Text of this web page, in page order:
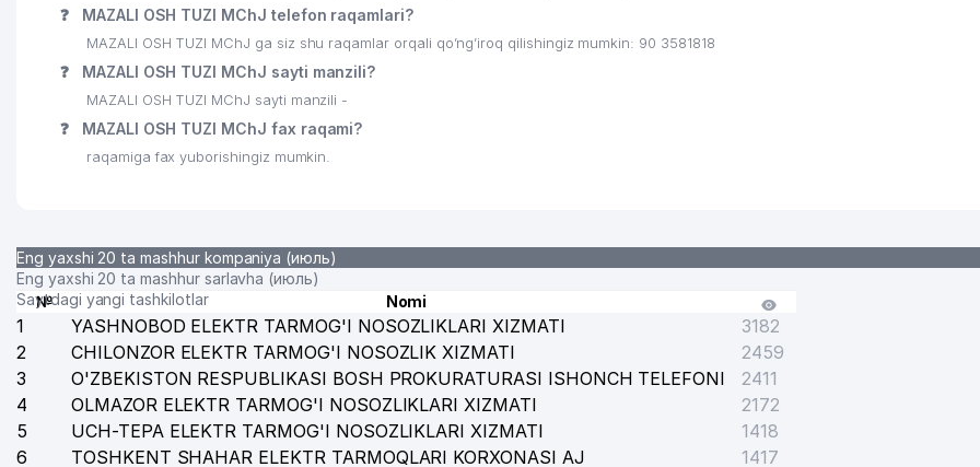
26 O'ZMATBAA-TA'MINOT MChJ
UZBEK SAVDO EXPORT MChJ
STONE BUILD MChJ
32 BOHODIROV N YAKKA TARTIBDAGI TADBIRKOR
TECHNOGROUP MChJ
RENNOVA MChJ
VULKAN TRADE MChJ
❓ MAZALI OSH TUZI MChJ telefon raqamlari?
MAZALI OSH TUZI MChJ ga siz shu raqamlar orqali qo’ng’iroq qilishingiz mumkin: 90 3581818
❓ MAZALI OSH TUZI MChJ sayti manzili?
MAZALI OSH TUZI MChJ sayti manzili -
❓ MAZALI OSH TUZI MChJ fax raqami?
raqamiga fax yuborishingiz mumkin.
Eng yaxshi 20 ta mashhur kompaniya (июль)
Eng yaxshi 20 ta mashhur sarlavha (июль)
Saytdagi yangi tashkilotlar
№ Nomi
1 YASHNOBOD ELEKTR TARMOG'I NOSOZLIKLARI XIZMATI
3182
2
CHILONZOR ELEKTR TARMOG'I NOSOZLIK XIZMATI
2459
3
O'ZBEKISTON RESPUBLIKASI BOSH PROKURATURASI ISHONCH TELEFONI
2411
4
OLMAZOR ELEKTR TARMOG'I NOSOZLIKLARI XIZMATI
2172
5
UCH-TEPA ELEKTR TARMOG'I NOSOZLIKLARI XIZMATI
1418
6
TOSHKENT SHAHAR ELEKTR TARMOQLARI KORXONASI AJ
1417